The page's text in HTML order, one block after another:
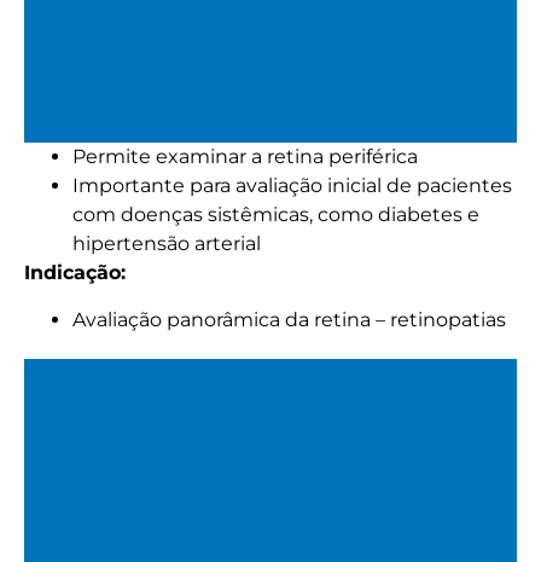
Mapeamento de Retina
Avaliação do fundo de olho com oftalmoscópio indireto.
Permite examinar a retina periférica
Importante para avaliação inicial de pacientes
com doenças sistêmicas, como diabetes e
hipertensão arterial
Indicação:
Avaliação panorâmica da retina – retinopatias